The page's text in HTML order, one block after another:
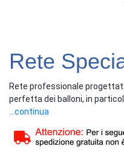
Rete
Rete professionale
perfetta dei balloni, in
formato (taglia XL).
naturalmente da bordo a
ben formate.
...continua